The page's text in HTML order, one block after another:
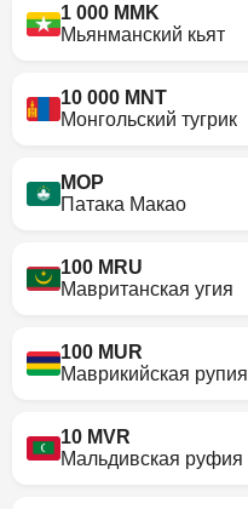
1 000 MMK
Мьянманский кьят
10 000 MNT
Монгольский тугрик
MOP
Патака Макао
100 MRU
Мавританская угия
100 MUR
Маврикийская рупия
10 MVR
Мальдивская руфия